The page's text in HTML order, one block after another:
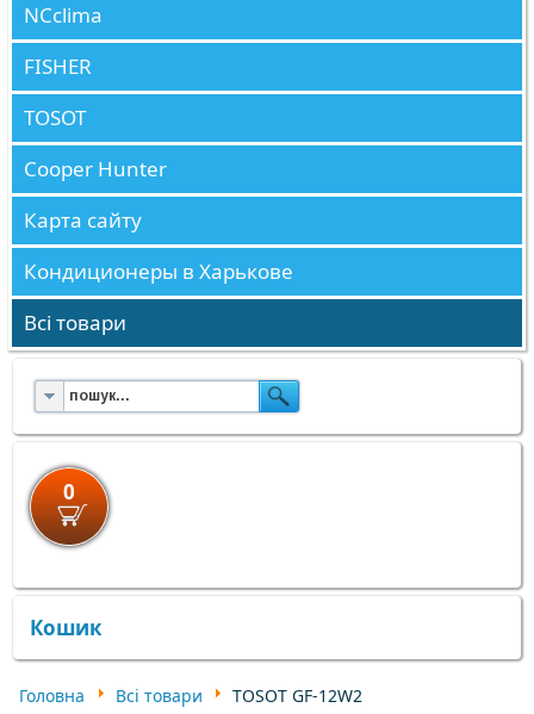
NCclima
FISHER
TOSOT
Cooper Hunter
Карта сайту
Кондиционеры в Харькове
Всі товари
0
×
×
Кошик
Головна Всі товари TOSOT GF-12W2